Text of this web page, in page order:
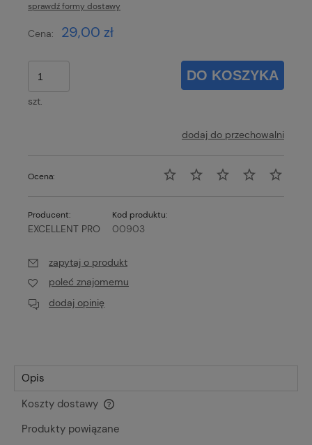
Cena nie zawiera ewentualnych kosztów płatności
sprawdź formy dostawy
Cena: 29,00 zł
szt.
DO KOSZYKA
dodaj do przechowalni
Ocena:
Producent:
EXCELLENT PRO
Kod produktu:
00903
zapytaj o produkt
poleć znajomemu
dodaj opinię
Opis
Koszty dostawy
Cena nie zawiera ewentualnych kosztów płatności
Produkty powiązane